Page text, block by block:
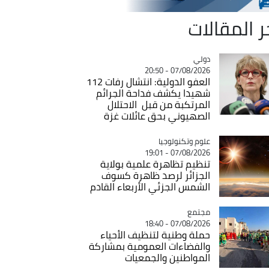
المقالات
Catégorie
دولي
07/08/2026 - 20:50
العفو الدولية: انتشال رفات 112
شهيدا يكشف فداحة الجرائم
المرتكبة من قبل الاحتلال
الصهيوني بحق عائلات غزة
Catégorie
علوم وتكنولوجيا
07/08/2026 - 19:01
تنظيم تظاهرة علمية بولاية
الجزائر لرصد ظاهرة كسوف
الشمس الجزئي الأربعاء القادم
Catégorie
مجتمع
07/08/2026 - 18:40
حملة وطنية لتنظيف الأحياء
والفضاءات العمومية بمشاركة
المواطنين والجمعيات